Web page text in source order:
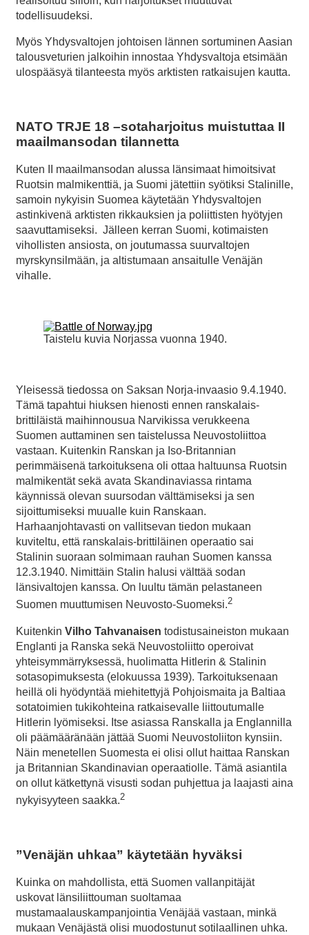
todellisuudeksi.
Myös Yhdysvaltojen johtoisen lännen sortuminen Aasian
talousveturien jalkoihin innostaa Yhdysvaltoja etsimään
ulospääsyä tilanteesta myös arktisten ratkaisujen kautta.
NATO TRJE 18 –sotaharjoitus muistuttaa II
maailmansodan tilannetta
Kuten II maailmansodan alussa länsimaat himoitsivat
Ruotsin malmikenttiä, ja Suomi jätettiin syötiksi Stalinille,
samoin nykyisin Suomea käytetään Yhdysvaltojen
astinkivenä arktisten rikkauksien ja poliittisten hyötyjen
saavuttamiseksi. Jälleen kerran Suomi, kotimaisten
vihollisten ansiosta, on joutumassa suurvaltojen
myrskynsilmään, ja altistumaan ansaitulle Venäjän
vihalle.
Taistelu kuvia Norjassa vuonna 1940.
Yleisessä tiedossa on Saksan Norja-invaasio 9.4.1940.
Tämä tapahtui hiuksen hienosti ennen ranskalais-
brittiläistä maihinnousua Narvikissa verukkeena
Suomen auttaminen sen taistelussa Neuvostoliittoa
vastaan. Kuitenkin Ranskan ja Iso-Britannian
perimmäisenä tarkoituksena oli ottaa haltuunsa Ruotsin
malmikentät sekä avata Skandinaviassa rintama
käynnissä olevan suursodan välttämiseksi ja sen
sijoittumiseksi muualle kuin Ranskaan.
Harhaanjohtavasti on vallitsevan tiedon mukaan
kuviteltu, että ranskalais-brittiläinen operaatio sai
Stalinin suoraan solmimaan rauhan Suomen kanssa
12.3.1940. Nimittäin Stalin halusi välttää sodan
länsivaltojen kanssa. On luultu tämän pelastaneen
Suomen muuttumisen Neuvosto-Suomeksi.2
Kuitenkin Vilho Tahvanaisen todistusaineiston mukaan
Englanti ja Ranska sekä Neuvostoliitto operoivat
yhteisymmärryksessä, huolimatta Hitlerin & Stalinin
sotasopimuksesta (elokuussa 1939). Tarkoituksenaan
heillä oli hyödyntää miehitettyjä Pohjoismaita ja Baltiaa
sotatoimien tukikohteina ratkaisevalle liittoutumalle
Hitlerin lyömiseksi. Itse asiassa Ranskalla ja Englannilla
oli päämääränään jättää Suomi Neuvostoliiton kynsiin.
Näin menetellen Suomesta ei olisi ollut haittaa Ranskan
ja Britannian Skandinavian operaatiolle. Tämä asiantila
on ollut kätkettynä visusti sodan puhjettua ja laajasti aina
nykyisyyteen saakka.2
”Venäjän uhkaa” käytetään hyväksi
Kuinka on mahdollista, että Suomen vallanpitäjät
uskovat länsiliittouman suoltamaa
mustamaalauskampanjointia Venäjää vastaan, minkä
mukaan Venäjästä olisi muodostunut sotilaallinen uhka.